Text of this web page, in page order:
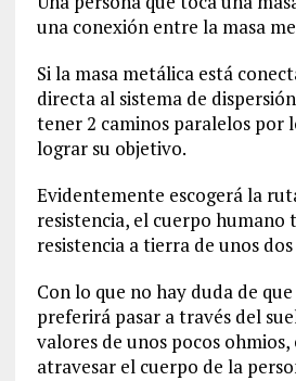
una conexión entre la masa
Si la masa metálica está
directa al sistema de
tener 2 caminos paralelos por
lograr su objetivo.
Evidentemente escogerá la
resistencia, el cuerpo humano
resistencia a tierra de unos
Con lo que no hay duda de
preferirá pasar a través del
valores de unos pocos ohmios,
atravesar el cuerpo de la